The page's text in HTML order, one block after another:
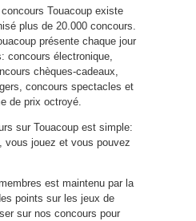
Touacoup existe
plus de 20.000 concours.
présente chaque jour
concours électronique,
chèques-cadeaux,
concours spectacles et
de prix octroyé.
sur Touacoup est simple:
vous jouez et vous pouvez
est maintenu par la
points sur les jeux de
sur nos concours pour